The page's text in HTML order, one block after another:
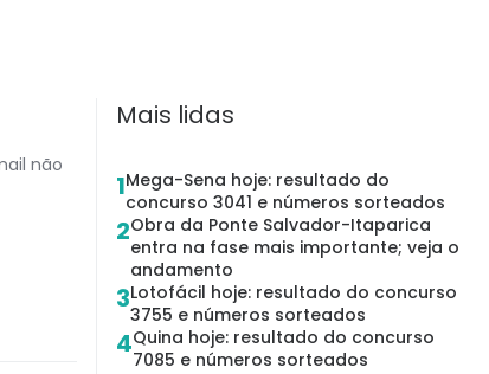
não
Mais lidas
1Mega-Sena hoje: resultado do
concurso 3041 e números sorteados
2Obra da Ponte Salvador-Itaparica
entra na fase mais importante; veja o
andamento
3Lotofácil hoje: resultado do concurso
3755 e números sorteados
4Quina hoje: resultado do concurso
7085 e números sorteados